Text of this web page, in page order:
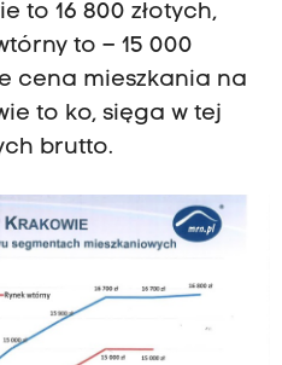
to 16 800 złotych,
to – 15 000
cena mieszkania na
to ko, sięga w tej
brutto.